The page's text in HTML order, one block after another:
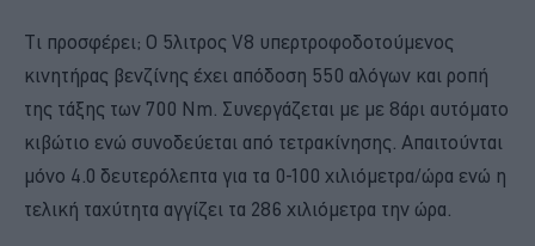
Τι προσφέρει; Ο 5λιτρος V8 υπερτροφοδοτούμενος
κινητήρας βενζίνης έχει απόδοση 550 αλόγων και ροπή
της τάξης των 700 Nm. Συνεργάζεται με με 8άρι αυτόματο
κιβώτιο ενώ συνοδεύεται από τετρακίνησης. Απαιτούνται
μόνο 4.0 δευτερόλεπτα για τα 0-100 χιλιόμετρα/ώρα ενώ η
τελική ταχύτητα αγγίζει τα 286 χιλιόμετρα την ώρα.